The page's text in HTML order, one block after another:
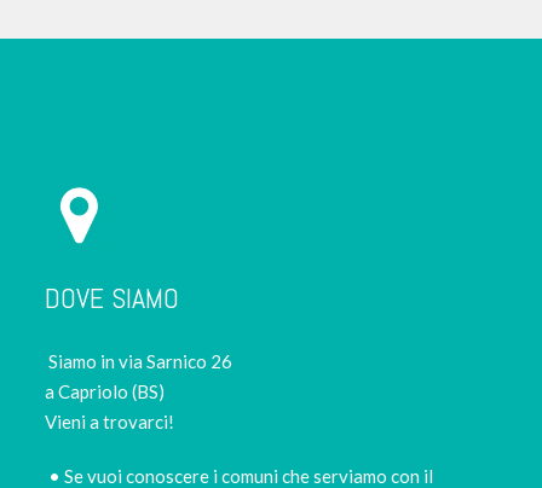
DOVE SIAMO
Siamo in via Sarnico 26
a Capriolo (BS)
Vieni a trovarci!
• Se vuoi conoscere i comuni che serviamo con il